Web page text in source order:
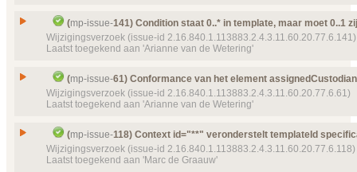
Object(en)
Doel van verwijzing ontbreekt mp-
22505 (2016‑04‑19 14:00:27) Herhaalperiode
Details
Klik hier voor alle issuedetails
Gesloten, toegekend
Prioriteit
normaal
Object(en)
Doel van verwijzing ontbreekt
Doel van verwijzing ontbreekt mp-
23285 (2017‑02‑22 09:17:45) Aanvullende
Doel van verwijzing ontbreekt
Details
Klik hier voor alle issuedetails
Issue
Conditie identificatie - specificeren gedrag
mp-issue-11
Wijzigingsverzoek
Gesloten, toegekend
Prioriteit
normaal
Object(en)
Doel van verwijzing ontbreekt
Details
Klik hier voor alle issuedetails
(mp-issue-141) Condition staat 0..* in template, maar moet 0..1
Wijzigingsverzoek (issue-id 2.16.840.1.113883.2.4.3.11.60.20.77.6.141)
Laatst toegekend aan 'Arianne van de Wetering'
Issue
Condition staat 0..* in template, maar moet 0..1 zijn
mp-issue-141
Wijzigingsverzoek
Gesloten, toegekend
Prioriteit
normaal
Object(en)
Doel van verwijzing ontbreekt
(mp-issue-61) Conformance van het element assignedCustodian
Wijzigingsverzoek (issue-id 2.16.840.1.113883.2.4.3.11.60.20.77.6.61)
Laatst toegekend aan 'Arianne van de Wetering'
Issue
Conformance van het element assignedCustodian
mp-issue-61
Wijzigingsverzoek
(mp-issue-118) Context id="**" veronderstelt templateId
Wijzigingsverzoek (issue-id 2.16.840.1.113883.2.4.3.11.60.20.77.6.118)
Laatst toegekend aan 'Marc de Graauw'